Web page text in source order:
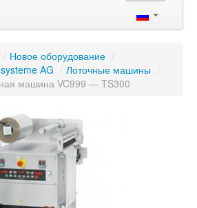
/ Новое оборудование /
AG / Лоточные машины /
машина VC999 — TS300